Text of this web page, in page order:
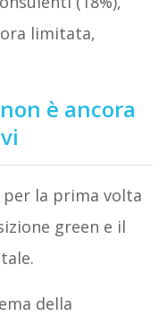
limitata,
è ancora
per la prima volta
green e il
della